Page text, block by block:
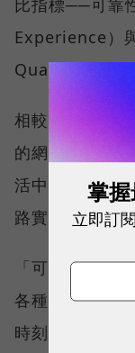
比指標──可靠
Experience）
Quality）。
相較於傳統下
的網路表現，
活中的整體體
路實力、最難
「可靠性體驗
各種數位應用
時刻不中斷的
掌
立即訂